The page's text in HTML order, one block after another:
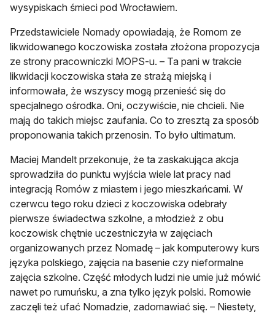
wysypiskach śmieci pod Wrocławiem.
Przedstawiciele Nomady opowiadają, że Romom ze
likwidowanego koczowiska została złożona propozycja
ze strony pracowniczki MOPS-u. – Ta pani w trakcie
likwidacji koczowiska stała ze strażą miejską i
informowała, że wszyscy mogą przenieść się do
specjalnego ośrodka. Oni, oczywiście, nie chcieli. Nie
mają do takich miejsc zaufania. Co to zresztą za sposób
proponowania takich przenosin. To było ultimatum.
Maciej Mandelt przekonuje, że ta zaskakująca akcja
sprowadziła do punktu wyjścia wiele lat pracy nad
integracją Romów z miastem i jego mieszkańcami. W
czerwcu tego roku dzieci z koczowiska odebrały
pierwsze świadectwa szkolne, a młodzież z obu
koczowisk chętnie uczestniczyła w zajęciach
organizowanych przez Nomadę – jak komputerowy kurs
języka polskiego, zajęcia na basenie czy nieformalne
zajęcia szkolne. Część młodych ludzi nie umie już mówić
nawet po rumuńsku, a zna tylko język polski. Romowie
zaczęli też ufać Nomadzie, zadomawiać się. – Niestety,